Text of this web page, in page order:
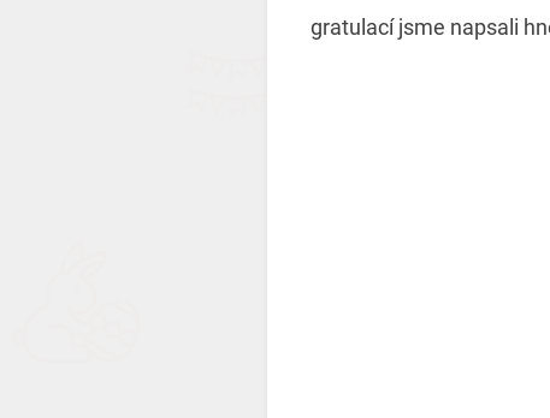
gratulací jsme napsali